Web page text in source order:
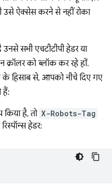
उसे ऐक्सेस करने से नहीं रोका
सभी एचटीटीपी हेडर या
क्रॉलर को ब्लॉक कर रहे हों.
हिसाब से, आपको नीचे दिए गए
हैं:
है, तो X-Robots-Tag
हेडर: